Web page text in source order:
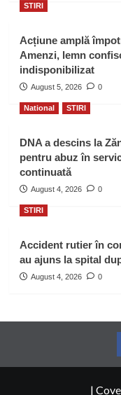
STIRI
Acțiune amplă
Amenzi, lemn
indisponibilizat
August 5, 2026 0
National STIRI
DNA a descins la
pentru abuz în
continuată
August 4, 2026 0
STIRI
Accident rutier în
au ajuns la spital
August 4, 2026 0
|